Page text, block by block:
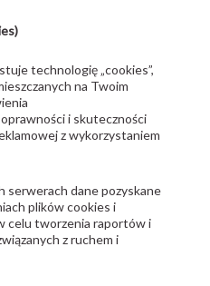
technologię „cookies”,
na Twoim
i skuteczności
z wykorzystaniem
serwerach dane pozyskane
plików cookies i
celu tworzenia raportów i
z ruchem i